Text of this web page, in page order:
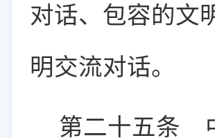
对话、包容的文
明交流对话。
第二十五条